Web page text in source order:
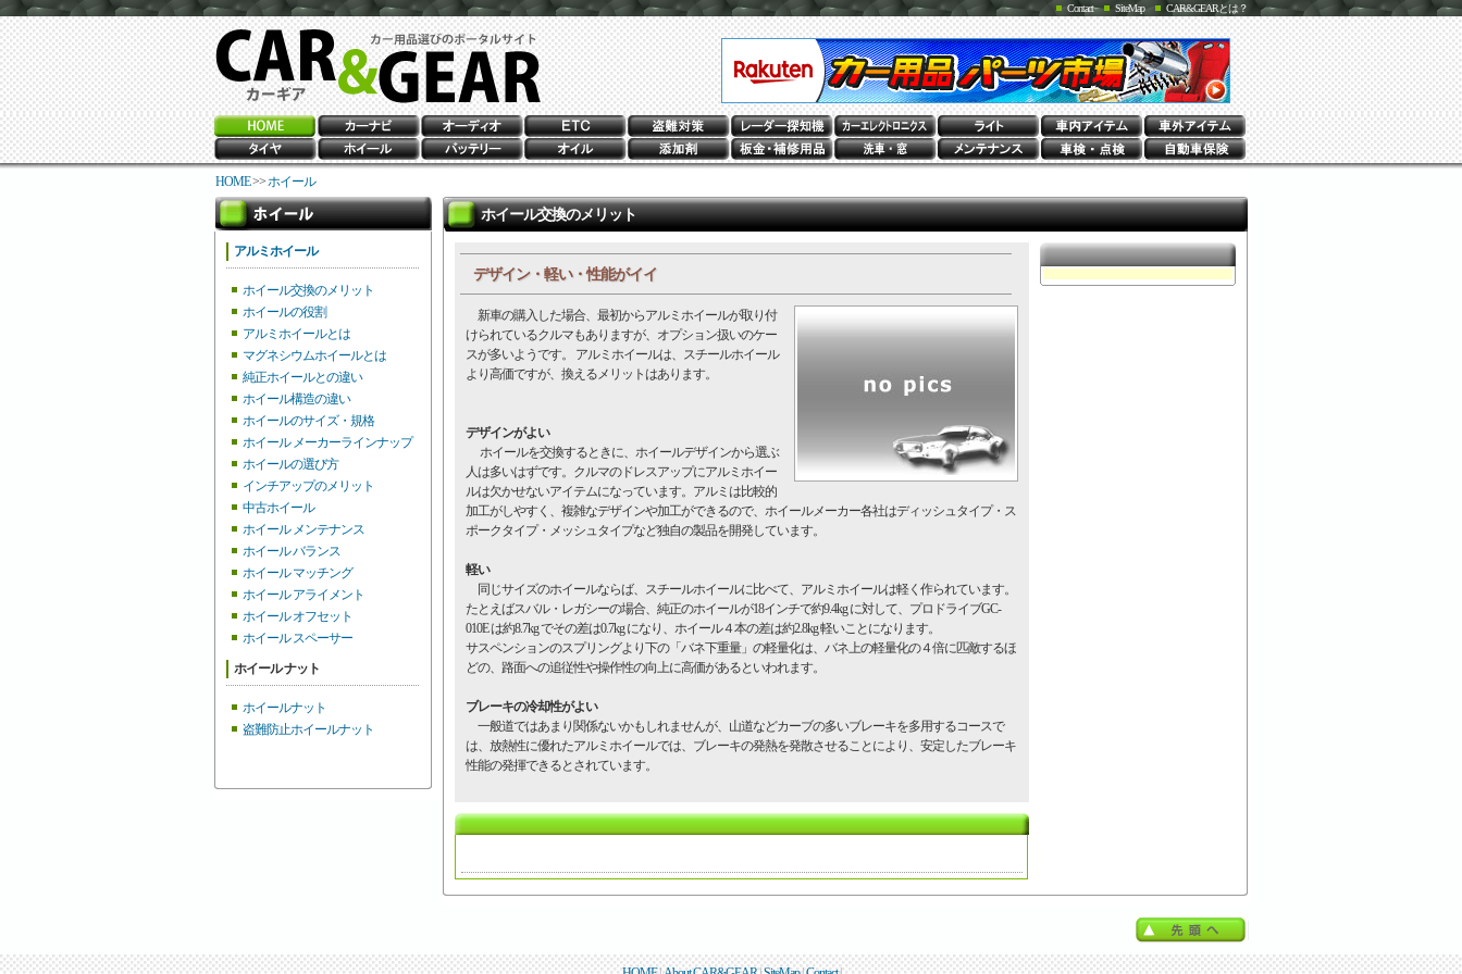
CAR&GEARとは？
SiteMap
Contact
HOME>>ホイール
アルミホイール
ホイール交換のメリット
ホイールの役割
アルミホイールとは
マグネシウムホイールとは
純正ホイールとの違い
ホイール構造の違い
ホイールのサイズ・規格
ホイール メーカーラインナップ
ホイールの選び方
インチアップのメリット
中古ホイール
ホイール メンテナンス
ホイール バランス
ホイール マッチング
ホイール アライメント
ホイール オフセット
ホイール スペーサー
ホイール ナット
ホイールナット
盗難防止ホイールナット
ホイール交換のメリット
デザイン・軽い・性能がイイ
新車の購入した場合、最初からアルミホイールが取り付
けられているクルマもありますが、オプション扱いのケー
スが多いようです。 アルミホイールは、スチールホイール
より高価ですが、換えるメリットはあります。
デザインがよい
ホイールを交換するときに、ホイールデザインから選ぶ
人は多いはずです。クルマのドレスアップにアルミホイー
ルは欠かせないアイテムになっています。アルミは比較的
加工がしやすく、複雑なデザインや加工ができるので、ホイールメーカー各社はディッシュタイプ・ス
ポークタイプ・メッシュタイプなど独自の製品を開発しています。
軽い
同じサイズのホイールならば、スチールホイールに比べて、アルミホイールは軽く作られています。
たとえばスバル・レガシーの場合、純正のホイールが18インチで約9.4kg に対して、プロドライブGC-
010E は約8.7kg でその差は0.7kg になり、ホイール４本の差は約2.8kg 軽いことになります。
サスペンションのスプリングより下の「バネ下重量」の軽量化は、バネ上の軽量化の４倍に匹敵するほ
どの、路面への追従性や操作性の向上に高価があるといわれます。
ブレーキの冷却性がよい
一般道ではあまり関係ないかもしれませんが、山道などカーブの多いブレーキを多用するコースで
は、放熱性に優れたアルミホイールでは、ブレーキの発熱を発散させることにより、安定したブレーキ
性能の発揮できるとされています。